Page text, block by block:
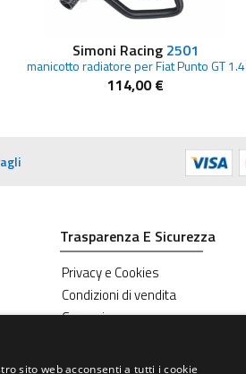
Simoni Racing 2501
manicotto radiatore per Fiat Punto GT 1.4
114,00 €
Trasparenza E Sicurezza
Privacy e Cookies
Condizioni di vendita
Garanzie
sito web acconsenti a tutti i cookie